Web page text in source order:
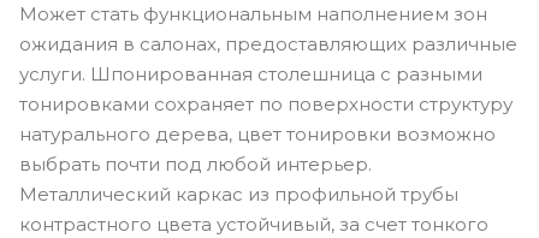
Может стать функциональным наполнением зон
ожидания в салонах, предоставляющих различные
услуги. Шпонированная столешница с разными
тонировками сохраняет по поверхности структуру
натурального дерева, цвет тонировки возможно
выбрать почти под любой интерьер.
Металлический каркас из профильной трубы
контрастного цвета устойчивый, за счет тонкого